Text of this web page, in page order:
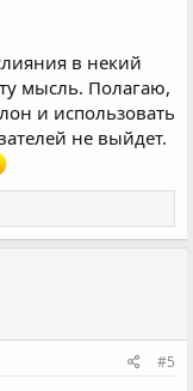
в некий
мысль. Полагаю,
и использовать
не выйдет.
#5